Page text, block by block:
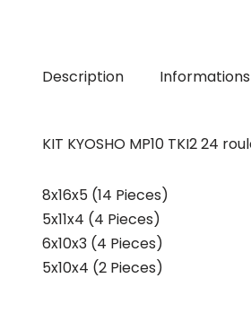
Description
KIT KYOSHO MP10 TKI2 24
8x16x5 (14 Pieces)
5x11x4 (4 Pieces)
6x10x3 (4 Pieces)
5x10x4 (2 Pieces)